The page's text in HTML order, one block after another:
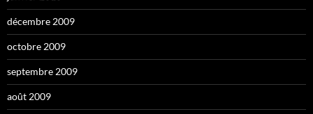
décembre 2009
octobre 2009
septembre 2009
août 2009